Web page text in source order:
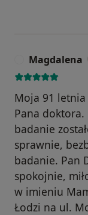
Magdalena
Moja 91
Pana doktora.
badanie
sprawnie,
badanie. Pan
spokojnie,
w imieniu
Łodzi na ul.